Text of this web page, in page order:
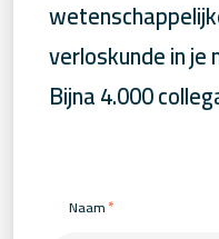
verloskunde in je
Bijna 4.000
Naam*